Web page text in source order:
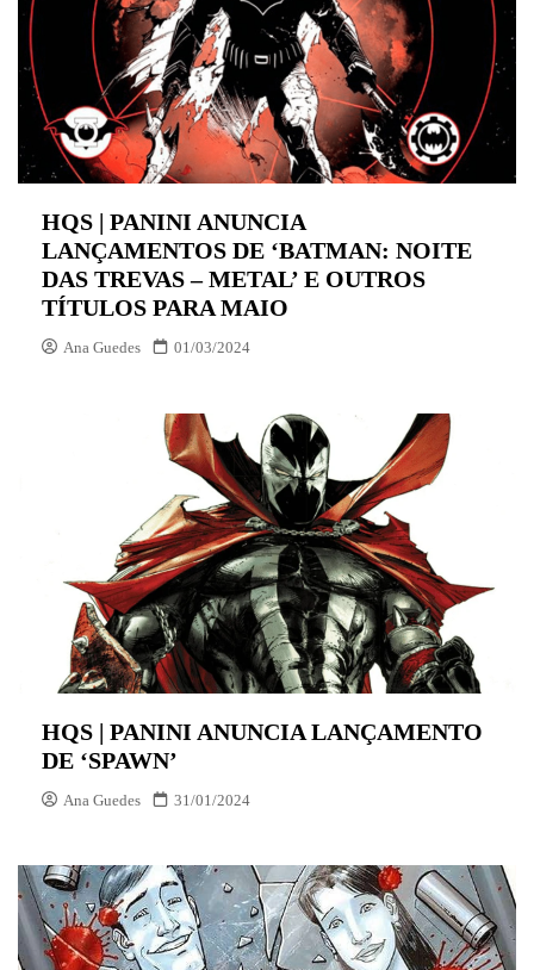
HQS | PANINI ANUNCIA
LANÇAMENTOS DE ‘BATMAN: NOITE
DAS TREVAS – METAL’ E OUTROS
TÍTULOS PARA MAIO
Ana Guedes 01/03/2024
HQS | PANINI ANUNCIA LANÇAMENTO
DE ‘SPAWN’
Ana Guedes 31/01/2024